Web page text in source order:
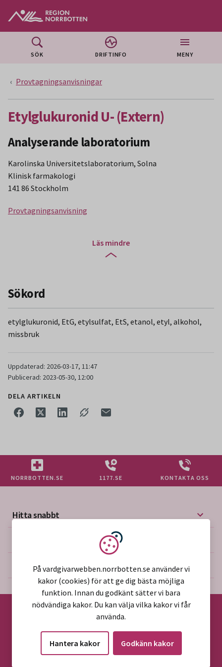
SÖK DRIFTINFO MENY
Provtagningsanvisningar
Etylglukuronid U- (Extern)
Analyserande laboratorium
Karolinska Universitetslaboratorium, Solna
Klinisk farmakologi
141 86 Stockholm
Provtagningsanvisning
Läs mindre
Sökord
etylglukuronid, EtG, etylsulfat, EtS, etanol, etyl, alkohol,
missbruk
Uppdaterad: 2026-03-17, 11:47
Publicerad: 2023-05-30, 12:00
DELA ARTIKELN
NORRBOTTEN.SE 1177.SE KONTAKTA OSS
Hitta snabbt
Mer på vårdgivarwebben
Om webbplatsen
©2026 Region Norrbotten
Vi använder kakor
På vardgivarwebben.norrbotten.se använder vi
kakor (cookies) för att ge dig bästa möjliga
funktion. Innan du godkänt sätter vi bara
nödvändiga kakor. Du kan välja vilka kakor vi får
använda.
Hantera kakor Godkänn kakor